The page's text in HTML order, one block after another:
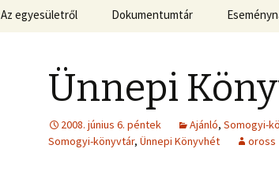
Az egyesületről Dokumentumtár
Ünnepi
2008. június 6. péntek Ajánló, Somogyi-
Somogyi-könyvtár, Ünnepi Könyvhét oross